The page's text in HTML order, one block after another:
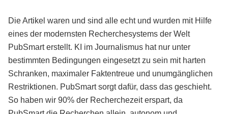
Die Artikel waren und sind alle echt und wurden mit Hilfe
eines der modernsten Recherchesystems der Welt
PubSmart erstellt. KI im Journalismus hat nur unter
bestimmten Bedingungen eingesetzt zu sein mit harten
Schranken, maximaler Faktentreue und unumgänglichen
Restriktionen. PubSmart sorgt dafür, dass das geschieht.
So haben wir 90% der Recherchezeit erspart, da